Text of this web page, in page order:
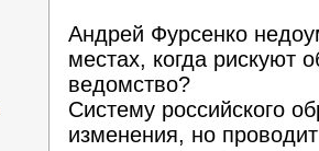
Андрей Фурсенко
местах, когда рискуют
ведомство?
Систему российского
изменения, но